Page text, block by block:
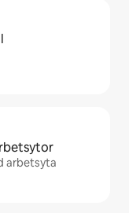
arbetsyta